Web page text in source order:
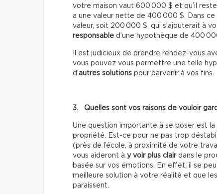
votre maison vaut 600 000 $ et qu’il
a une valeur nette de 400 000 $. Dans
valeur, soit 200 000 $, qui s’ajouterait à
responsable d’une hypothèque de 400
Il est judicieux de prendre rendez-vous
vous pouvez vous permettre une telle
d’autres solutions pour parvenir à vos fins.
3. Quelles sont vos raisons de vouloir
Une question importante à se poser est
propriété. Est-ce pour ne pas trop
(près de l’école, à proximité de votre
vous aideront à y voir plus clairdans le
basée sur vos émotions. En effet, il se
meilleure solution à votre réalité et que
paraissent.